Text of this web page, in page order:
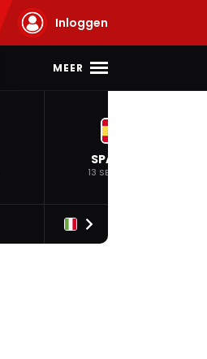
Inloggen
MEER
SPANJE
13 SEP. 2026